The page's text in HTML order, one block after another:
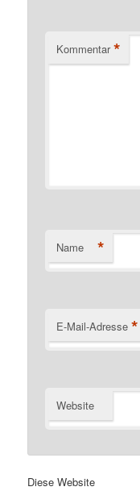
Kommentar *
Name *
E-Mail-Adresse *
Website
Diese Website